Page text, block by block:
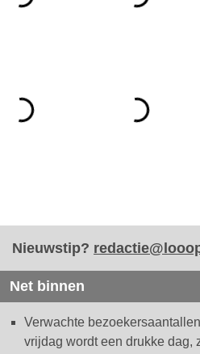
Nieuwstip?
Net binnen
Verwachte
vrijdag wordt een drukke dag,